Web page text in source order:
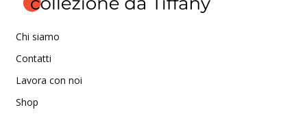
Chi siamo
Contatti
Lavora con noi
Shop